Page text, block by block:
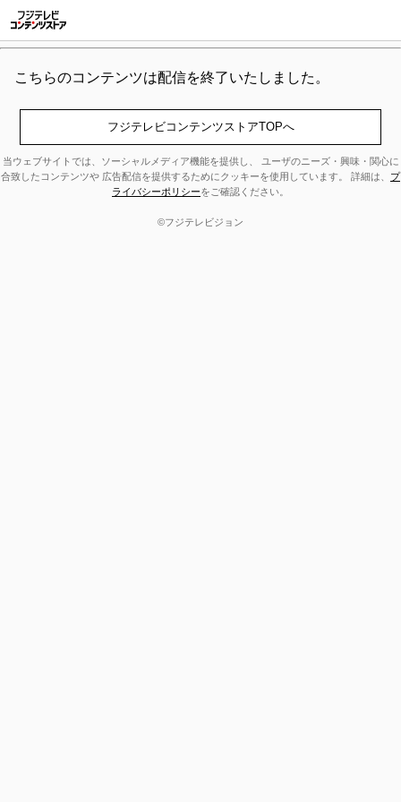
こちらのコンテンツは配信を終了いたしました。
当ウェブサイトでは、ソーシャルメディア機能を提供し、 ユーザのニーズ・興味・関心に
合致したコンテンツや 広告配信を提供するためにクッキーを使用しています。 詳細は、 プ
ライバシーポリシーをご確認ください。
©フジテレビジョン